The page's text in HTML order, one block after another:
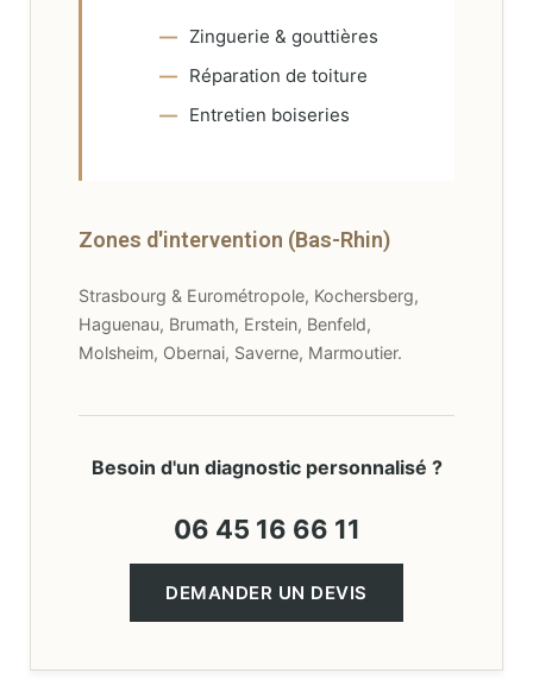
Zinguerie & gouttières
Réparation de toiture
Entretien boiseries
Zones d'intervention (Bas-Rhin)
Strasbourg & Eurométropole, Kochersberg,
Haguenau, Brumath, Erstein, Benfeld,
Molsheim, Obernai, Saverne, Marmoutier.
Besoin d'un diagnostic personnalisé ?
06 45 16 66 11
DEMANDER UN DEVIS